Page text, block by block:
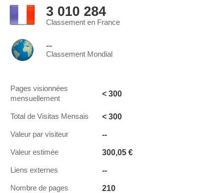
3 010 284
Classement en France
--
Classement Mondial
Pages visionnées
mensuellement
< 300
Total de Visitas Mensais < 300
Valeur par visiteur --
Valeur estimée 300,05 €
Liens externes --
Nombre de pages 210